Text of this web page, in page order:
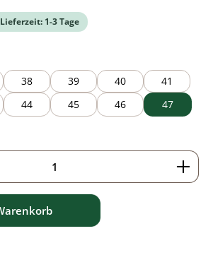
1-3 Tage
38 39 40
41
44 45 46
47
Gib den gewünschten Wert ein